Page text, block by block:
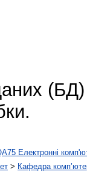
Електронні
> Кафедра